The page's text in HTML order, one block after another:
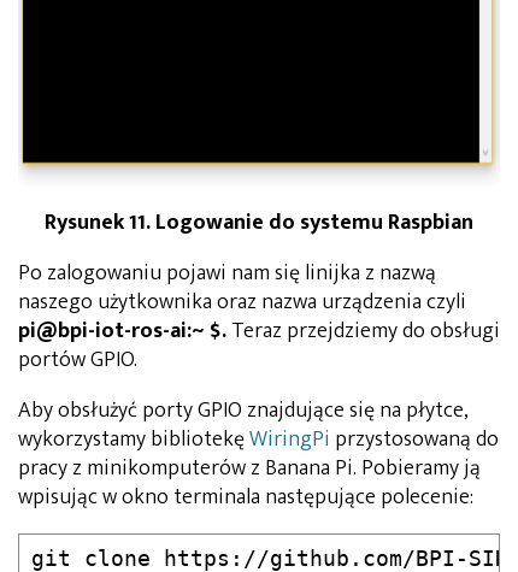
Rysunek 11. Logowanie do systemu Raspbian
Po zalogowaniu pojawi nam się linijka z nazwą
naszego użytkownika oraz nazwa urządzenia czyli
pi@bpi-iot-ros-ai:~ $.Teraz przejdziemy do obsługi
portów GPIO.
Aby obsłużyć porty GPIO znajdujące się na płytce,
wykorzystamy bibliotekęWiringPi przystosowaną do
pracy z minikomputerów z Banana Pi. Pobieramy ją
wpisując w okno terminala następujące polecenie:
git clone https://github.com/BPI-